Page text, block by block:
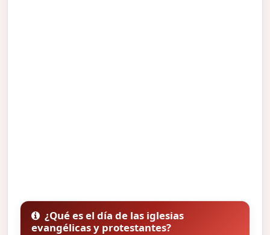
¿Qué es el día de las iglesias
evangélicas y protestantes?